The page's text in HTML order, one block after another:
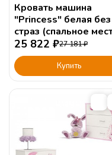
Кровать машина
"Princess" белая без
страз (спальное
190х90 или
25 822 ₽27 181₽
Купить